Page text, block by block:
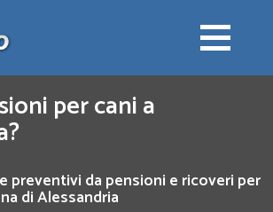
per cani a
preventivi da pensioni e ricoveri per
di Alessandria